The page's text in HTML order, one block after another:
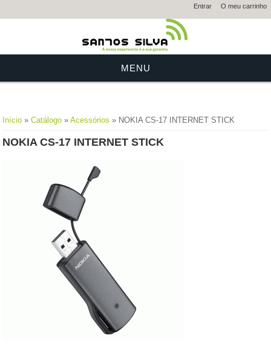
Entrar O meu carrinho
MENU
Está aqui
Início »Catálogo »Acessórios » NOKIA CS-17 INTERNET STICK
NOKIA CS-17 INTERNET STICK